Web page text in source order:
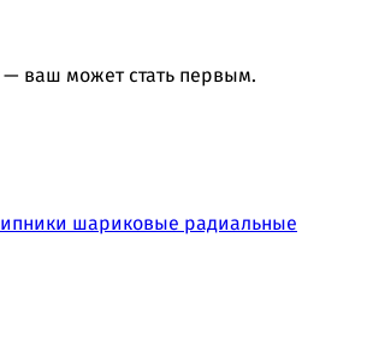
ваш может стать первым.
шариковые радиальные